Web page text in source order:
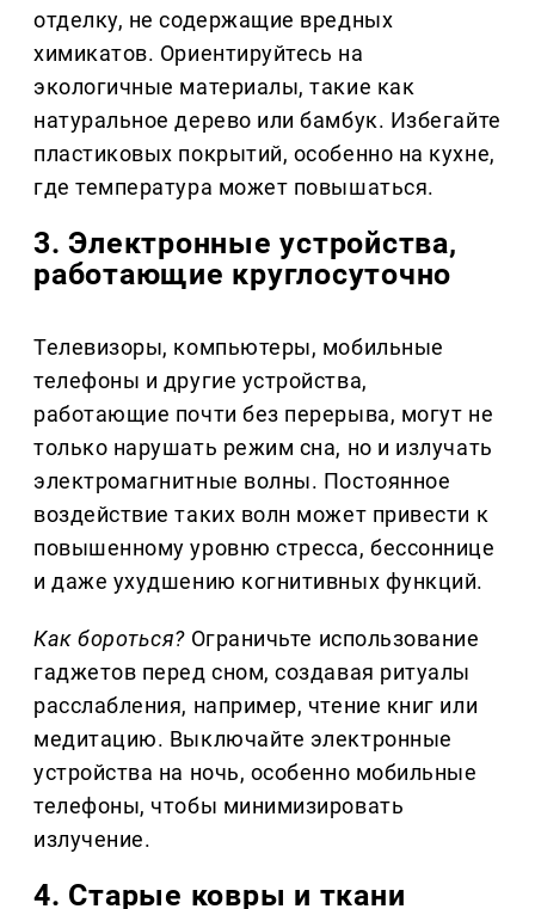
отделку, не содержащие вредных
химикатов. Ориентируйтесь на
экологичные материалы, такие как
натуральное дерево или бамбук. Избегайте
пластиковых покрытий, особенно на кухне,
где температура может повышаться.
3. Электронные устройства,
работающие круглосуточно
Телевизоры, компьютеры, мобильные
телефоны и другие устройства,
работающие почти без перерыва, могут не
только нарушать режим сна, но и излучать
электромагнитные волны. Постоянное
воздействие таких волн может привести к
повышенному уровню стресса, бессоннице
и даже ухудшению когнитивных функций.
Как бороться? Ограничьте использование
гаджетов перед сном, создавая ритуалы
расслабления, например, чтение книг или
медитацию. Выключайте электронные
устройства на ночь, особенно мобильные
телефоны, чтобы минимизировать
излучение.
4. Старые ковры и ткани